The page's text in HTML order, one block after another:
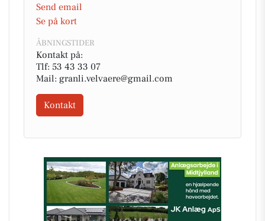
Send email
Se på kort
ÅBNINGSTIDER
Kontakt på:
Tlf: 53 43 33 07
Mail: granli.velvaere@gmail.com
Kontakt